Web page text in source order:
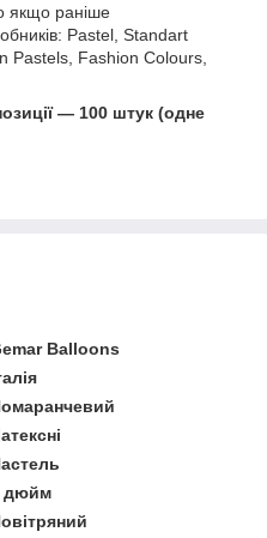
якщо раніше
Pastel, Standart
Pastels, Fashion Colours,
— 100 штук (одне
Balloons
дюйм